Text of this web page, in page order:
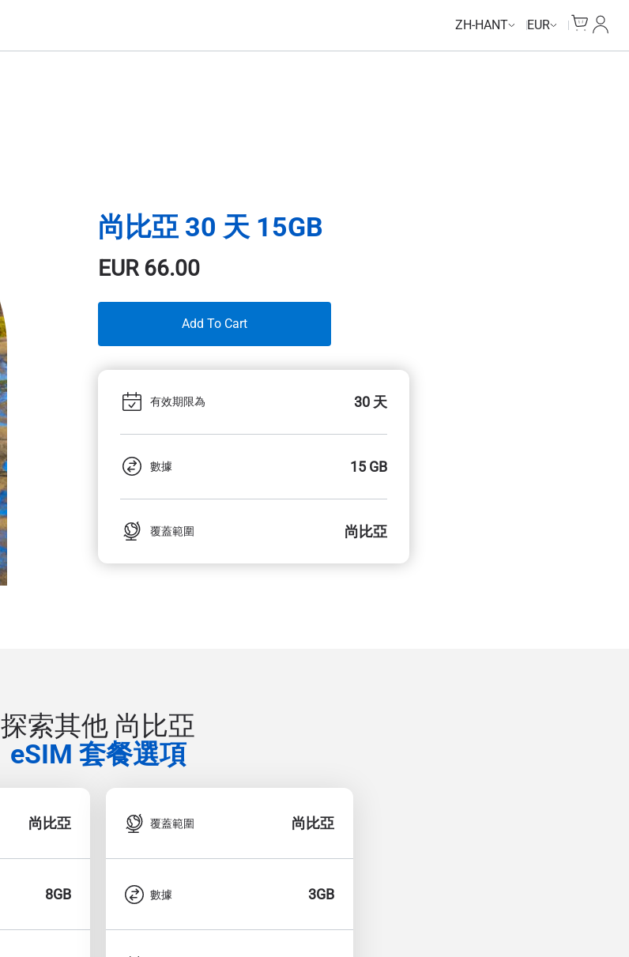
ZH-HANT EUR
我的
尚比亞 30 天 15GB
EUR66.00
Add To Cart
有效期限為 30 天
數據 15 GB
覆蓋範圍 尚比亞
探索其他 尚比亞
eSIM 套餐選項
尚比亞
8GB
覆蓋範圍 尚比亞
數據 3GB